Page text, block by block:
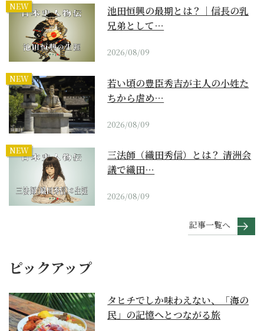
NEW
池田恒興の最期とは？｜信長の乳
兄弟として…
2026/08/09
NEW
若い頃の豊臣秀吉が主人の小姓た
ちから虐め…
2026/08/09
NEW
三法師（織田秀信）とは？ 清洲会
議で織田…
2026/08/09
記事一覧へ
ピックアップ
タヒチでしか味わえない、「海の
民」の記憶へとつながる旅